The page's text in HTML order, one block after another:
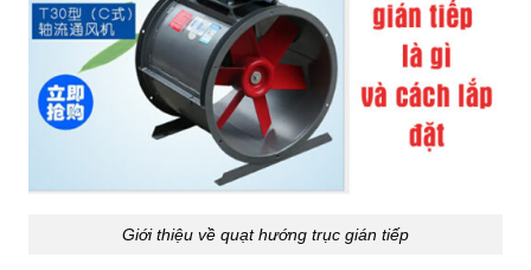
Giới thiệu về quạt hướng trục gián tiếp